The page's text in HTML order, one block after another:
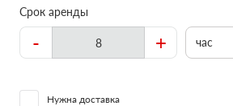
Срок аренды
- + час
Нужна доставка